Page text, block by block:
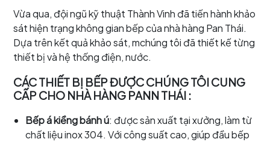
Vừa qua, đội ngũ kỹ thuật Thành Vinh đã tiến hành khảo
sát hiện trạng không gian bếp của nhà hàng Pan Thái.
Dựa trên kết quả khảo sát, mchúng tôi đã thiết kế từng
thiết bị và hệ thống điện, nước.
CÁC THIẾT BỊ BẾP ĐƯỢC CHÚNG TÔI CUNG
CẤP CHO NHÀ HÀNG PANN THÁI :
Bếp á kiềng bánh ú: được sản xuất tại xưởng, làm từ
chất liệu inox 304. Với công suất cao, giúp đầu bếp